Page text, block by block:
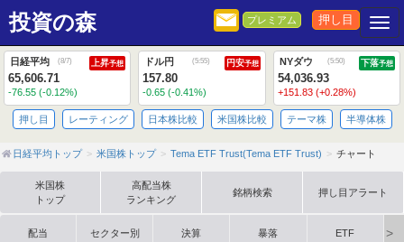
投資の森 プレミアム 押し目
日経平均 (8/7) 上昇予想
65,606.71
-76.55 (-0.12%)
ドル円 (5:55) 円安予想
157.80
-0.65 (-0.41%)
NYダウ (5:50) 下落予想
54,036.93
+151.83 (+0.28%)
押し目 レーティング 日本株比較 米国株比較 テーマ株 半導体株
日経平均トップ 米国株トップ Tema ETF Trust(Tema ETF Trust) チャート
米国株
トップ
高配当株
ランキング
銘柄検索 押し目アラート
配当 セクター別 決算 暴落 ETF